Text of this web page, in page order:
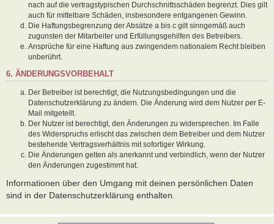
nach auf die vertragstypischen Durchschnittsschäden begrenzt. Dies gilt
auch für mittelbare Schäden, insbesondere entgangenen Gewinn.
Die Haftungsbegrenzung der Absätze a bis c gilt sinngemäß auch
zugunsten der Mitarbeiter und Erfüllungsgehilfen des Betreibers.
Ansprüche für eine Haftung aus zwingendem nationalem Recht bleiben
unberührt.
6. ÄNDERUNGSVORBEHALT
Der Betreiber ist berechtigt, die Nutzungsbedingungen und die
Datenschutzerklärung zu ändern. Die Änderung wird dem Nutzer per E-
Mail mitgeteilt.
Der Nutzer ist berechtigt, den Änderungen zu widersprechen. Im Falle
des Widerspruchs erlischt das zwischen dem Betreiber und dem Nutzer
bestehende Vertragsverhältnis mit sofortiger Wirkung.
Die Änderungen gelten als anerkannt und verbindlich, wenn der Nutzer
den Änderungen zugestimmt hat.
Informationen über den Umgang mit deinen persönlichen Daten
sind in der Datenschutzerklärung enthalten.